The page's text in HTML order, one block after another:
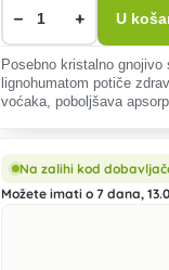
− + U
Posebno kristalno gnojivo
lignohumatom potiče
voćaka, poboljšava
Na zalihi kod
Možete imati o 7 dana,